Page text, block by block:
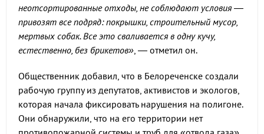
неотсортированные отходы, не соблюдают условия —
привозят все подряд: покрышки, строительный мусор,
мертвых собак. Все это сваливается в одну кучу,
естественно, без брикетов», — отметил он.
Общественник добавил, что в Белореченске создали
рабочую группу из депутатов, активистов и экологов,
которая начала фиксировать нарушения на полигоне.
Они обнаружили, что на его территории нет